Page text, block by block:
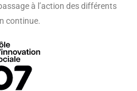
à l’action des différents
continue.